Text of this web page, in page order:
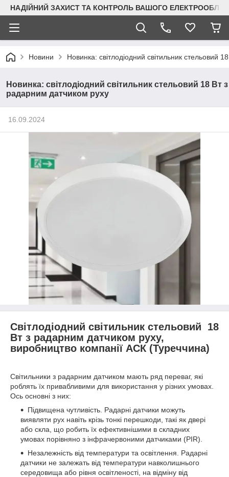
НАДІЙНИЙ ЗАХИСТ ТА КОНТРОЛЬ ВАШОГО
Новини Новинка: світлодіодний світильник стельовий
Новинка: світлодіодний світильник стельовий 18 Вт з
радарним датчиком руху
16.09.2024
Світлодіодний світильник стельовий 18
Вт з радарним датчиком руху,
виробництво компанії АСК (Туреччина)
Світильники з радарним датчиком мають ряд переваг, які
роблять їх привабливими для використання у різних умовах.
Ось основні з них:
Підвищена чутливість. Радарні датчики можуть
виявляти рух навіть крізь тонкі перешкоди, такі як двері
або скла, що робить їх ефективнішими в складних
умовах порівняно з інфрачервоними датчиками (PIR).
Незалежність від температури та освітлення. Радарні
датчики не залежать від температури навколишнього
середовища або рівня освітленості, на відміну від